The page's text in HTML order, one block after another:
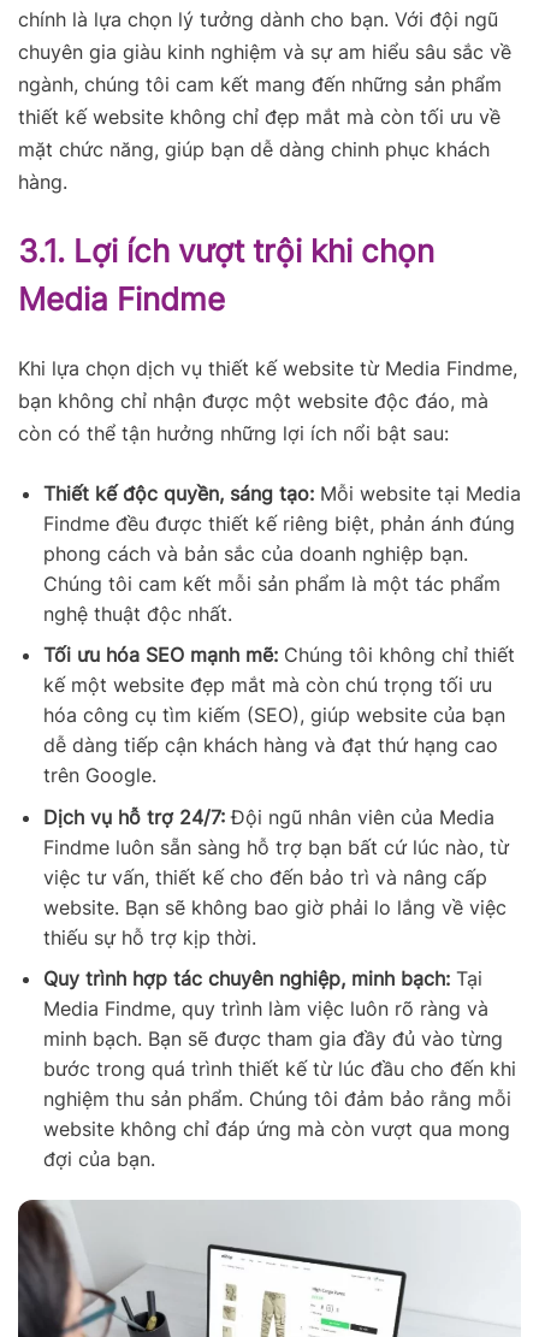
chính là lựa chọn lý tưởng dành cho bạn. Với đội ngũ
chuyên gia giàu kinh nghiệm và sự am hiểu sâu sắc về
ngành, chúng tôi cam kết mang đến những sản phẩm
thiết kế website không chỉ đẹp mắt mà còn tối ưu về
mặt chức năng, giúp bạn dễ dàng chinh phục khách
hàng.
3.1. Lợi ích vượt trội khi chọn
Media Findme
Khi lựa chọn dịch vụ thiết kế website từ Media Findme,
bạn không chỉ nhận được một website độc đáo, mà
còn có thể tận hưởng những lợi ích nổi bật sau:
Thiết kế độc quyền, sáng tạo:Mỗi website tại Media
Findme đều được thiết kế riêng biệt, phản ánh đúng
phong cách và bản sắc của doanh nghiệp bạn.
Chúng tôi cam kết mỗi sản phẩm là một tác phẩm
nghệ thuật độc nhất.
Tối ưu hóa SEO mạnh mẽ:Chúng tôi không chỉ thiết
kế một website đẹp mắt mà còn chú trọng tối ưu
hóa công cụ tìm kiếm (SEO), giúp website của bạn
dễ dàng tiếp cận khách hàng và đạt thứ hạng cao
trên Google.
Dịch vụ hỗ trợ 24/7:Đội ngũ nhân viên của Media
Findme luôn sẵn sàng hỗ trợ bạn bất cứ lúc nào, từ
việc tư vấn, thiết kế cho đến bảo trì và nâng cấp
website. Bạn sẽ không bao giờ phải lo lắng về việc
thiếu sự hỗ trợ kịp thời.
Quy trình hợp tác chuyên nghiệp, minh bạch:Tại
Media Findme, quy trình làm việc luôn rõ ràng và
minh bạch. Bạn sẽ được tham gia đầy đủ vào từng
bước trong quá trình thiết kế từ lúc đầu cho đến khi
nghiệm thu sản phẩm. Chúng tôi đảm bảo rằng mỗi
website không chỉ đáp ứng mà còn vượt qua mong
đợi của bạn.